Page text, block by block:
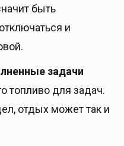
быть
и
задачи
топливо для задач.
отдых может так и